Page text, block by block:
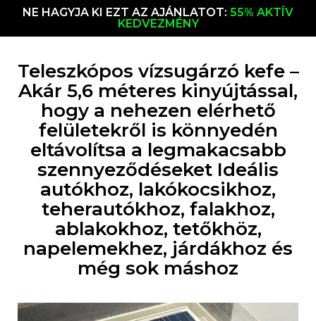
NE HAGYJA KI EZT AZ AJÁNLATOT: 55% AKTÍV
KEDVEZMÉNY
Teleszkópos vízsugárzó kefe –
Akár 5,6 méteres kinyújtással,
hogy a nehezen elérhető
felületekről is könnyedén
eltávolítsa a legmakacsabb
szennyeződéseket Ideális
autókhoz, lakókocsikhoz,
teherautókhoz, falakhoz,
ablakokhoz, tetőkhöz,
napelemekhez, járdákhoz és
még sok máshoz